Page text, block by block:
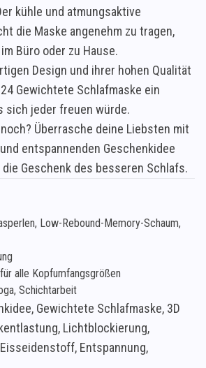
kühle und atmungsaktive
die Maske angenehm zu tragen,
Büro oder zu Hause.
Design und ihrer hohen Qualität
Gewichtete Schlafmaske ein
sich jeder freuen würde.
Überrasche deine Liebsten mit
entspannenden Geschenkidee
Geschenk des besseren Schlafs.
Low-Rebound-Memory-Schaum,
alle Kopfumfangsgrößen
Schichtarbeit
Gewichtete Schlafmaske, 3D
Lichtblockierung,
Entspannung,